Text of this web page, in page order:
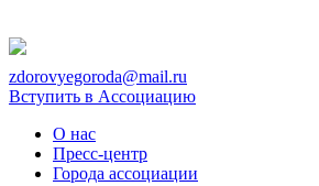
zdorovyegoroda@mail.ru
Вступить в Ассоциацию
О нас
Пресс-центр
Города ассоциации